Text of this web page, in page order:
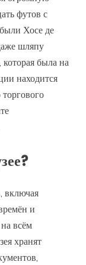
футов с
Хосе де
шляпу
была на
находится
включая
и
всём
хранят